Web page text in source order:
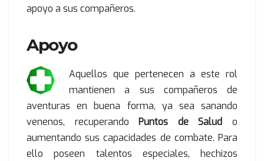
apoyo a sus compañeros.
Apoyo
Aquellos que pertenecen a este rol
mantienen a sus compañeros de
aventuras en buena forma, ya sea sanando
venenos, recuperando Puntos de Salud
o
aumentando sus capacidades de combate. Para
ello poseen talentos especiales, hechizos